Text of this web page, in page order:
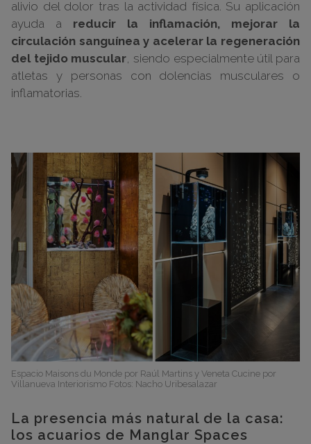
alivio del dolor tras la actividad física. Su aplicación
ayuda a reducir la inflamación, mejorar la
circulación sanguínea y acelerar la regeneración
del tejido muscular , siendo especialmente útil para
atletas y personas con dolencias musculares o
inflamatorias.
Espacio Maisons du Monde por Raúl Martins y Veneta Cucine por
Villanueva Interiorismo Fotos: Nacho Uribesalazar
La presencia más natural de la casa:
los acuarios de Manglar Spaces